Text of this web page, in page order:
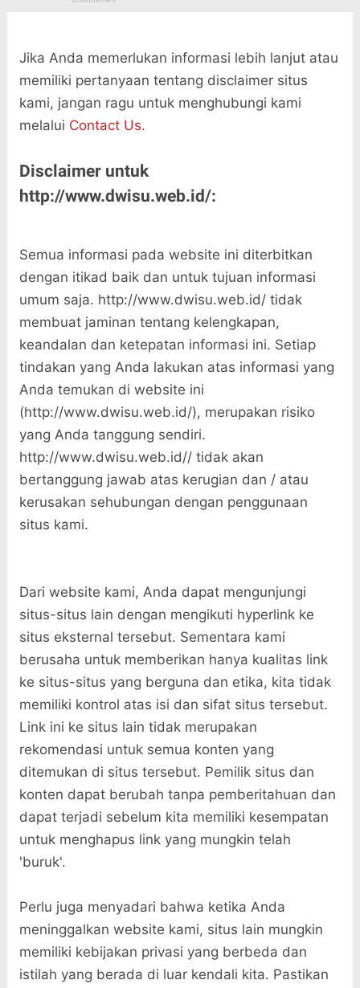
Jika Anda memerlukan informasi lebih lanjut atau
memiliki pertanyaan tentang disclaimer situs
kami, jangan ragu untuk menghubungi kami
melalui Contact Us.
Disclaimer untuk
http://www.dwisu.web.id/:
Semua informasi pada website ini diterbitkan
dengan itikad baik dan untuk tujuan informasi
umum saja. http://www.dwisu.web.id/ tidak
membuat jaminan tentang kelengkapan,
keandalan dan ketepatan informasi ini. Setiap
tindakan yang Anda lakukan atas informasi yang
Anda temukan di website ini
(http://www.dwisu.web.id/), merupakan risiko
yang Anda tanggung sendiri.
http://www.dwisu.web.id// tidak akan
bertanggung jawab atas kerugian dan / atau
kerusakan sehubungan dengan penggunaan
situs kami.
Dari website kami, Anda dapat mengunjungi
situs-situs lain dengan mengikuti hyperlink ke
situs eksternal tersebut. Sementara kami
berusaha untuk memberikan hanya kualitas link
ke situs-situs yang berguna dan etika, kita tidak
memiliki kontrol atas isi dan sifat situs tersebut.
Link ini ke situs lain tidak merupakan
rekomendasi untuk semua konten yang
ditemukan di situs tersebut. Pemilik situs dan
konten dapat berubah tanpa pemberitahuan dan
dapat terjadi sebelum kita memiliki kesempatan
untuk menghapus link yang mungkin telah
'buruk'.
Perlu juga menyadari bahwa ketika Anda
meninggalkan website kami, situs lain mungkin
memiliki kebijakan privasi yang berbeda dan
istilah yang berada di luar kendali kita. Pastikan